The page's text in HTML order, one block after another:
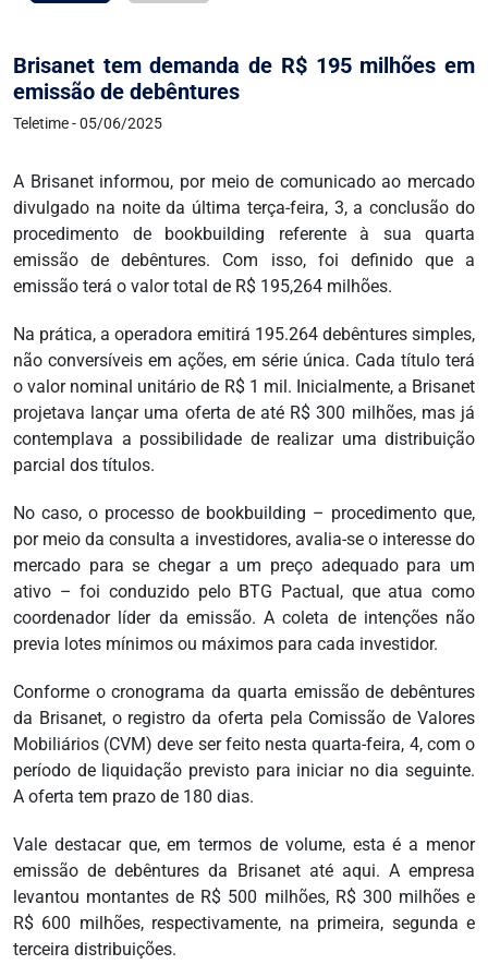
Brisanet tem demanda de R$ 195 milhões em
emissão de debêntures
Teletime - 05/06/2025
A Brisanet informou, por meio de comunicado ao mercado
divulgado na noite da última terça-feira, 3, a conclusão do
procedimento de bookbuilding referente à sua quarta
emissão de debêntures. Com isso, foi definido que a
emissão terá o valor total de R$ 195,264 milhões.
Na prática, a operadora emitirá 195.264 debêntures simples,
não conversíveis em ações, em série única. Cada título terá
o valor nominal unitário de R$ 1 mil. Inicialmente, a Brisanet
projetava lançar uma oferta de até R$ 300 milhões, mas já
contemplava a possibilidade de realizar uma distribuição
parcial dos títulos.
No caso, o processo de bookbuilding – procedimento que,
por meio da consulta a investidores, avalia-se o interesse do
mercado para se chegar a um preço adequado para um
ativo – foi conduzido pelo BTG Pactual, que atua como
coordenador líder da emissão. A coleta de intenções não
previa lotes mínimos ou máximos para cada investidor.
Conforme o cronograma da quarta emissão de debêntures
da Brisanet, o registro da oferta pela Comissão de Valores
Mobiliários (CVM) deve ser feito nesta quarta-feira, 4, com o
período de liquidação previsto para iniciar no dia seguinte.
A oferta tem prazo de 180 dias.
Vale destacar que, em termos de volume, esta é a menor
emissão de debêntures da Brisanet até aqui. A empresa
levantou montantes de R$ 500 milhões, R$ 300 milhões e
R$ 600 milhões, respectivamente, na primeira, segunda e
terceira distribuições.